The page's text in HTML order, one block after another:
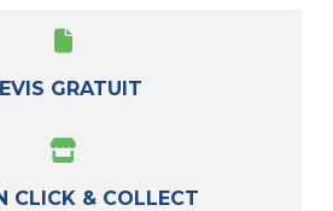
GRATUIT
CLICK & COLLECT